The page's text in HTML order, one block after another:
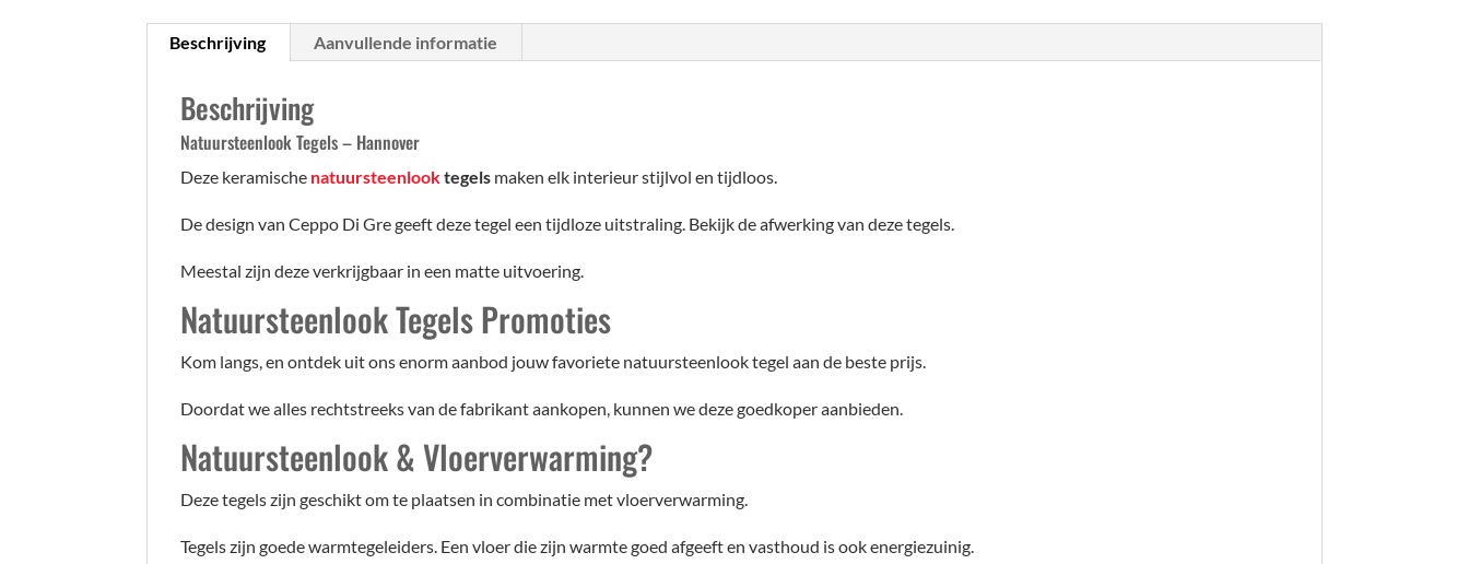
Beschrijving Aanvullende informatie
Beschrijving
Natuursteenlook Tegels – Hannover
Deze keramische natuursteenlooktegels maken elk interieur stijlvol en tijdloos.
De design van Ceppo Di Gre geeft deze tegel een tijdloze uitstraling. Bekijk de afwerking van deze tegels.
Meestal zijn deze verkrijgbaar in een matte uitvoering.
Natuursteenlook Tegels Promoties
Kom langs, en ontdek uit ons enorm aanbod jouw favoriete natuursteenlook tegel aan de beste prijs.
Doordat we alles rechtstreeks van de fabrikant aankopen, kunnen we deze goedkoper aanbieden.
Natuursteenlook & Vloerverwarming?
Deze tegels zijn geschikt om te plaatsen in combinatie met vloerverwarming.
Tegels zijn goede warmtegeleiders. Een vloer die zijn warmte goed afgeeft en vasthoud is ook energiezuinig.